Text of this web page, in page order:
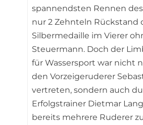
spannendsten Rennen
nur 2 Zehnteln Rückstand
Silbermedaille im Vierer
Steuermann. Doch der
für Wassersport war nicht
den Vorzeigeruderer
vertreten, sondern auch
Erfolgstrainer Dietmar
bereits mehrere Ruderer